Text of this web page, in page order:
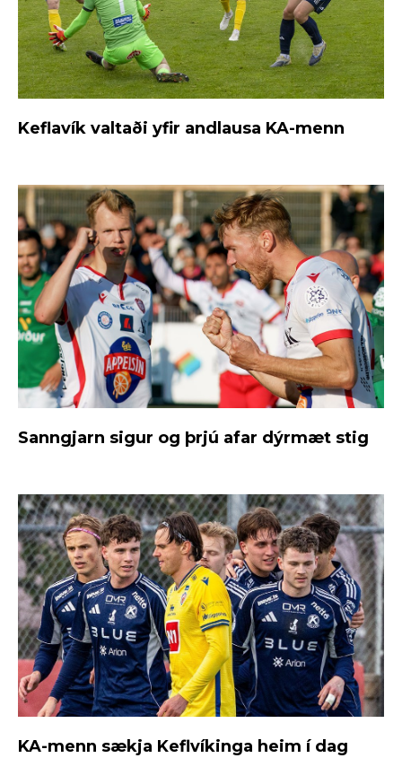
Keflavík valtaði yfir andlausa KA-menn
Sanngjarn sigur og þrjú afar dýrmæt stig
KA-menn sækja Keflvíkinga heim í dag